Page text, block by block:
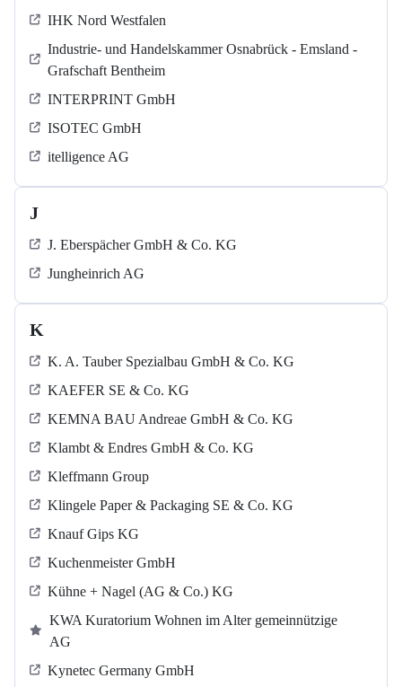
IHK Nord Westfalen
Industrie- und Handelskammer Osnabrück - Emsland -
Grafschaft Bentheim
INTERPRINT GmbH
ISOTEC GmbH
itelligence AG
J
J. Eberspächer GmbH & Co. KG
Jungheinrich AG
K
K. A. Tauber Spezialbau GmbH & Co. KG
KAEFER SE & Co. KG
KEMNA BAU Andreae GmbH & Co. KG
Klambt & Endres GmbH & Co. KG
Kleffmann Group
Klingele Paper & Packaging SE & Co. KG
Knauf Gips KG
Kuchenmeister GmbH
Kühne + Nagel (AG & Co.) KG
KWA Kuratorium Wohnen im Alter gemeinnützige
AG
Kynetec Germany GmbH